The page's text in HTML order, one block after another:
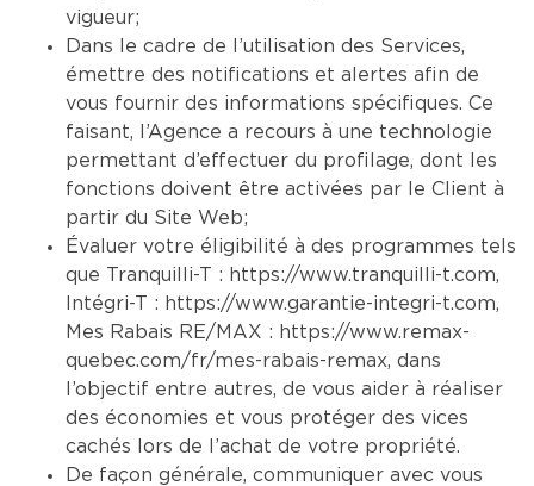
vigueur;
Dans le cadre de l’utilisation des Services,
émettre des notifications et alertes afin de
vous fournir des informations spécifiques. Ce
faisant, l’Agence a recours à une technologie
permettant d’effectuer du profilage, dont les
fonctions doivent être activées par le Client à
partir du Site Web;
Évaluer votre éligibilité à des programmes tels
que Tranquilli-T : https://www.tranquilli-t.com,
Intégri-T : https://www.garantie-integri-t.com,
Mes Rabais RE/MAX : https://www.remax-
quebec.com/fr/mes-rabais-remax, dans
l’objectif entre autres, de vous aider à réaliser
des économies et vous protéger des vices
cachés lors de l’achat de votre propriété.
De façon générale, communiquer avec vous